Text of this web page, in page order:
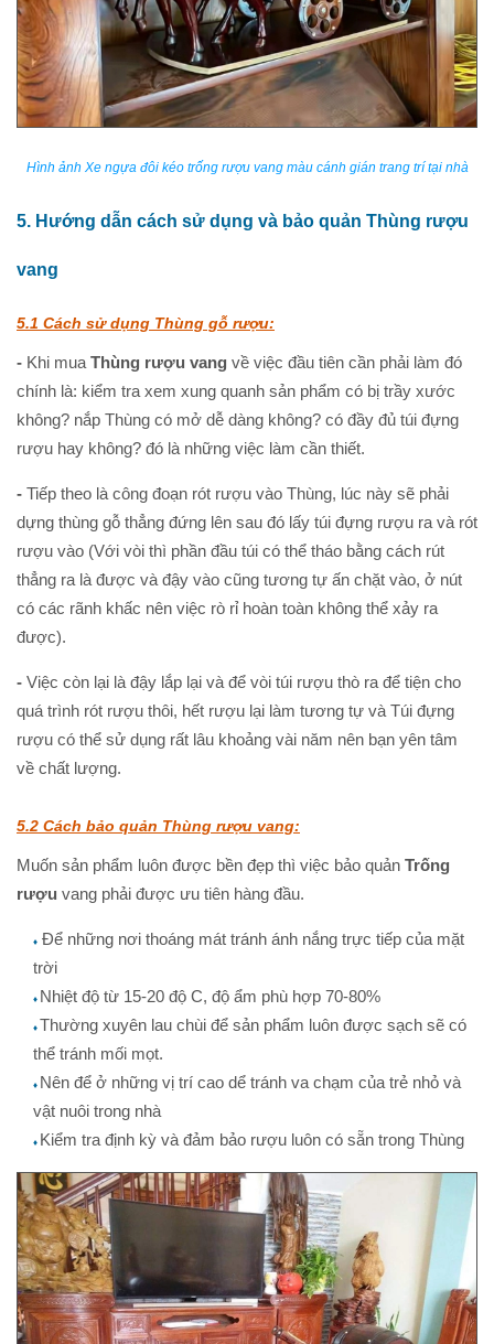
Hình ảnh Xe ngựa đôi kéo trống rượu vang màu cánh gián trang trí tại nhà
5. Hướng dẫn cách sử dụng và bảo quản Thùng rượu
vang
5.1 Cách sử dụng Thùng gỗ rượu:
- Khi mua Thùng rượu vang về việc đầu tiên cần phải làm đó
chính là: kiểm tra xem xung quanh sản phẩm có bị trầy xước
không? nắp Thùng có mở dễ dàng không? có đầy đủ túi đựng
rượu hay không? đó là những việc làm cần thiết.
- Tiếp theo là công đoạn rót rượu vào Thùng, lúc này sẽ phải
dựng thùng gỗ thẳng đứng lên sau đó lấy túi đựng rượu ra và rót
rượu vào (Với vòi thì phần đầu túi có thể tháo bằng cách rút
thẳng ra là được và đậy vào cũng tương tự ấn chặt vào, ở nút
có các rãnh khấc nên việc rò rỉ hoàn toàn không thể xảy ra
được).
- Việc còn lại là đậy lắp lại và để vòi túi rượu thò ra để tiện cho
quá trình rót rượu thôi, hết rượu lại làm tương tự và Túi đựng
rượu có thể sử dụng rất lâu khoảng vài năm nên bạn yên tâm
về chất lượng.
5.2 Cách bảo quản Thùng rượu vang:
Muốn sản phẩm luôn được bền đẹp thì việc bảo quản Trống
rượu vang phải được ưu tiên hàng đầu.
♦ Để những nơi thoáng mát tránh ánh nắng trực tiếp của mặt
trời
♦ Nhiệt độ từ 15-20 độ C, độ ẩm phù hợp 70-80%
♦ Thường xuyên lau chùi để sản phẩm luôn được sạch sẽ có
thể tránh mối mọt.
♦ Nên để ở những vị trí cao dể tránh va chạm của trẻ nhỏ và
vật nuôi trong nhà
♦ Kiểm tra định kỳ và đảm bảo rượu luôn có sẵn trong Thùng